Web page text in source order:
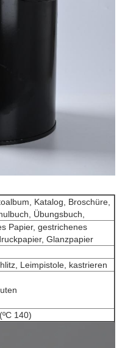
Katalog, Broschüre,
Übungsbuch,
Papier, gestrichenes
Glanzpapier
Leimpistole, kastrieren
140)